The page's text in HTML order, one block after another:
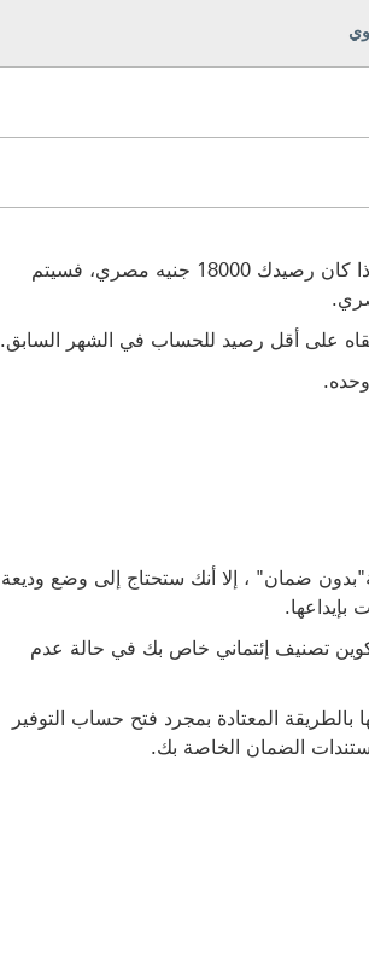
سيتم تطبيق أسعار العوائد الموضحة على رصيدك بالكامل. على سبيل المثال، إذا كان رصيدك 18000 جنيه مصري، فسيتم
على أقل رصيد للحساب في الشهر السابق.
ضمان" ، إلا أنك ستحتاج إلى وضع وديعة
تصنيف إئتماني خاص بك في حالة عدم
المعتادة بمجرد فتح حساب التوفير
الضمان الخاصة بك.